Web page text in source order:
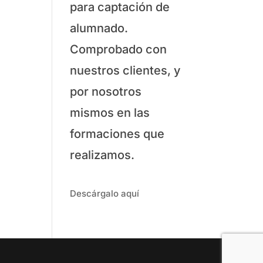
para captación de
alumnado.
Comprobado con
nuestros clientes, y
por nosotros
mismos en las
formaciones que
realizamos.
Descárgalo aquí